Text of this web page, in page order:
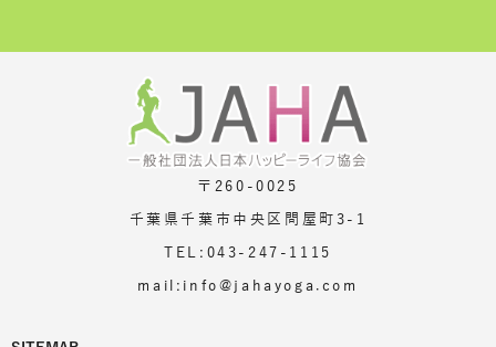
〒260-0025
千葉県千葉市中央区問屋町3-1
TEL:043-247-1115
mail:info@jahayoga.com